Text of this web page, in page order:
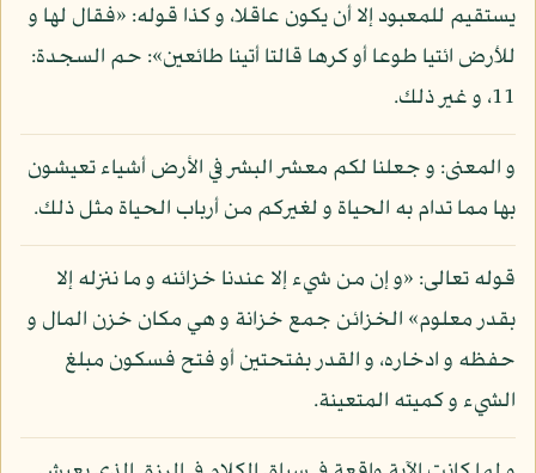
يستقيم للمعبود إلا أن يكون عاقلا، و كذا قوله: «فقال لها و
للأرض ائتيا طوعا أو كرها قالتا أتينا طائعين»: حم السجدة:
11، و غير ذلك.
و المعنى: و جعلنا لكم معشر البشر في الأرض أشياء تعيشون
بها مما تدام به الحياة و لغيركم من أرباب الحياة مثل ذلك.
قوله تعالى: «و إن من شيء إلا عندنا خزائنه و ما ننزله إلا
بقدر معلوم» الخزائن جمع خزانة و هي مكان خزن المال و
حفظه و ادخاره، و القدر بفتحتين أو فتح فسكون مبلغ
الشيء و كميته المتعينة.